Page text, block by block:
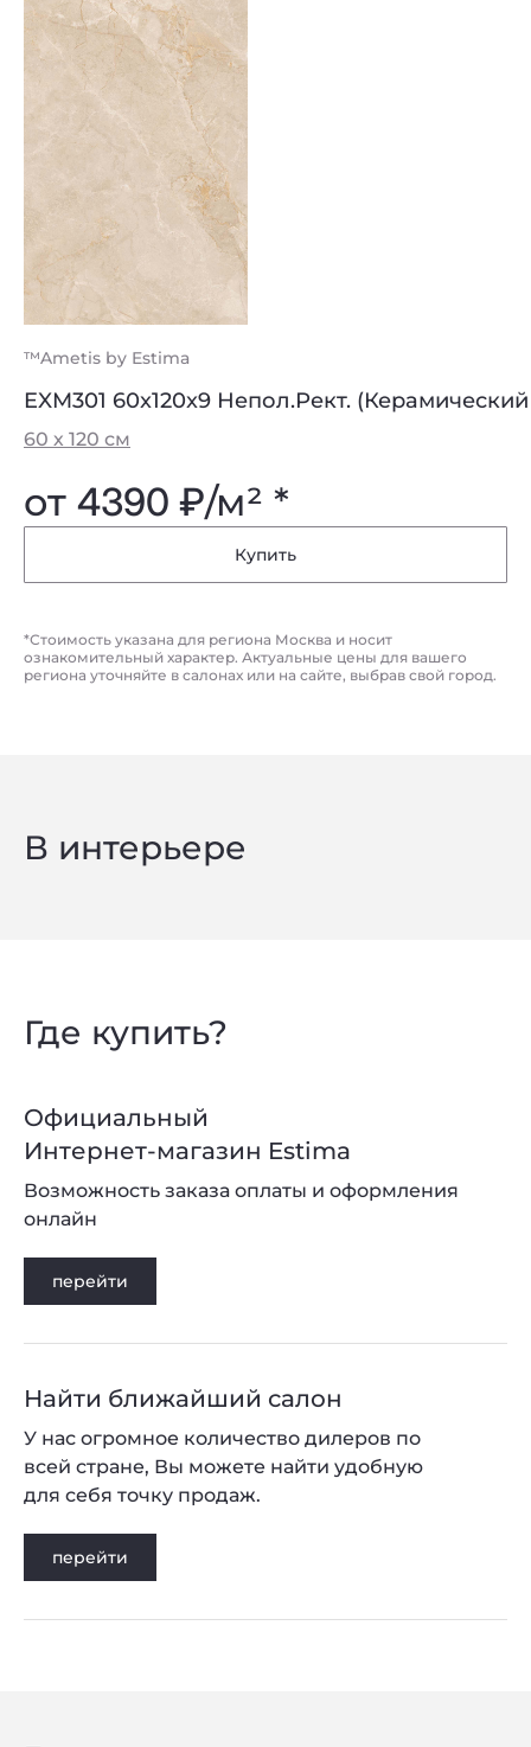
™Ametis by Estima
EXM301 60x120x9 Непол.Рект.
60 х 120 см
от 4390 ₽/м² *
Купить
*Стоимость указана для региона Москва и носит
ознакомительный характер. Актуальные цены для вашего
региона уточняйте в салонах или на сайте, выбрав свой город.
В интерьере
Где купить?
Официальный
Интернет-магазин Estima
перейти
Возможность заказа оплаты и оформления
онлайн
Найти ближайший салон
перейти
У нас огромное количество дилеров по
всей стране, Вы можете найти удобную
для себя точку продаж.